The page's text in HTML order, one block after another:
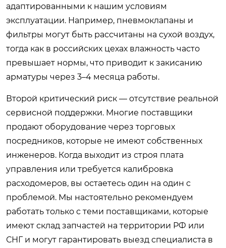
адаптированными к нашим условиям
эксплуатации. Например, пневмоклапаны и
фильтры могут быть рассчитаны на сухой воздух,
тогда как в российских цехах влажность часто
превышает нормы, что приводит к закисанию
арматуры через 3–4 месяца работы.
Второй критический риск — отсутствие реальной
сервисной поддержки. Многие поставщики
продают оборудование через торговых
посредников, которые не имеют собственных
инженеров. Когда выходит из строя плата
управления или требуется калибровка
расходомеров, вы остаетесь один на один с
проблемой. Мы настоятельно рекомендуем
работать только с теми поставщиками, которые
имеют склад запчастей на территории РФ или
СНГ и могут гарантировать выезд специалиста в